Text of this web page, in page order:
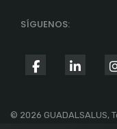
SÍGUENOS:
fab
facebook-
fab
© 2026 GUADALSALUS,